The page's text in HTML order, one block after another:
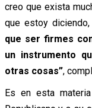
creo que exista
que estoy
que ser firmes
un instrumento
otras cosas”,
Es en esta